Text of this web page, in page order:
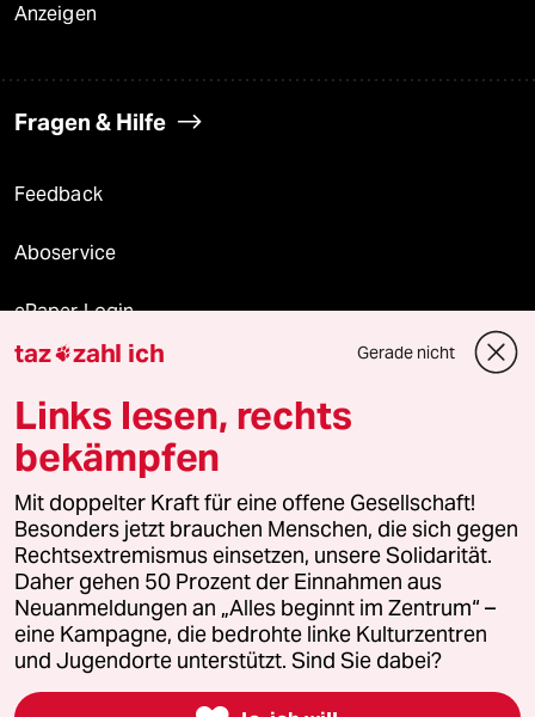
Anzeigen
Fragen & Hilfe
Feedback
Aboservice
ePaper Login
Downloads für Abonnierende
© 2026 taz Verlags und Vertriebs GmbH
Alle Rechte vorbehalten. Bei rechtlichen Fragen oder für Genehmigungen
wenden Sie sich bitte an
lizenzen@taz.de
Feedback Redaktionsstatut Kommune-Richtlinien
Leitlinie Informant Datenschutz Impressum AGB
Seitenwende Einwilligungen widerrufen (Ads)
taz zahl ich Gerade nicht
Links lesen, rechts
bekämpfen
Mit doppelter Kraft für eine offene Gesellschaft!
Besonders jetzt brauchen Menschen, die sich gegen
Rechtsextremismus einsetzen, unsere Solidarität.
Daher gehen 50 Prozent der Einnahmen aus
Neuanmeldungen an „Alles beginnt im Zentrum“ –
eine Kampagne, die bedrohte linke Kulturzentren
und Jugendorte unterstützt. Sind Sie dabei?